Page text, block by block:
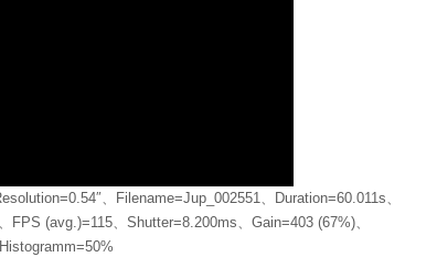
、Filename=Jup_002551、Duration=60.011s、
(avg.)=115、Shutter=8.200ms、Gain=403 (67%)、